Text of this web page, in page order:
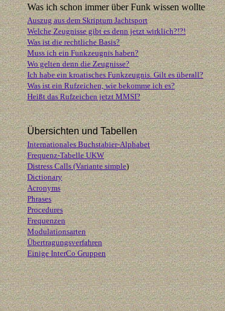
Was ich schon immer über Funk wissen wollte
Auszug aus dem Skriptum Jachtsport
Welche Zeugnisse gibt es denn jetzt wirklich?!?!
Was ist die rechtliche Basis?
Muss ich ein Funkzeugnis haben?
Wo gelten denn die Zeugnisse?
Ich habe ein kroatisches Funkzeugnis. Gilt es überall?
Was ist ein Rufzeichen, wie bekomme ich es?
Heißt das Rufzeichen jetzt MMSI?
Übersichten und Tabellen
Internationales Buchstabier-Alphabet
Frequenz-Tabelle UKW
Distress Calls (Variante simple)
Dictionary
Acronyms
Phrases
Procedures
Frequenzen
Modulationsarten
Übertragungsverfahren
Einige InterCo Gruppen